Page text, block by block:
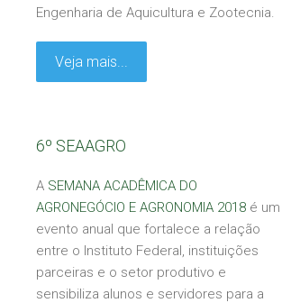
Engenharia de Aquicultura e Zootecnia.
Veja mais...
6º SEAAGRO
A SEMANA ACADÊMICA DO
AGRONEGÓCIO E AGRONOMIA 2018é um
evento anual que fortalece a relação
entre o Instituto Federal, instituições
parceiras e o setor produtivo e
sensibiliza alunos e servidores para a